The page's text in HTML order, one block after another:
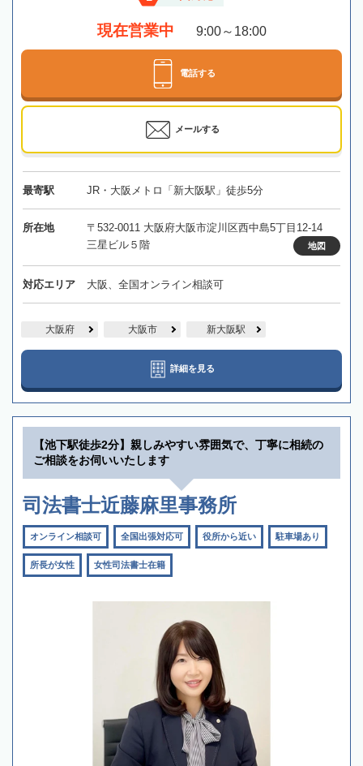
現在営業中 9:00～18:00
電話する
メールする
最寄駅 JR・大阪メトロ「新大阪駅」徒歩5分
所在地
〒532-0011 大阪府大阪市淀川区西中島5丁目12-14
三星ビル５階
地図
対応エリア 大阪、全国オンライン相談可
大阪府 大阪市 新大阪駅
詳細を見る
【池下駅徒歩2分】親しみやすい雰囲気で、丁寧に相続の
ご相談をお伺いいたします
司法書士近藤麻里事務所
オンライン相談可 全国出張対応可 役所から近い 駐車場あり
所長が女性 女性司法書士在籍